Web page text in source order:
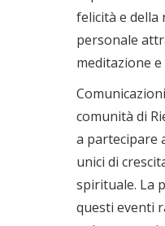
felicità e della
personale
meditazione
comunità di
a partecipare
unici di
spirituale. La
questi eventi